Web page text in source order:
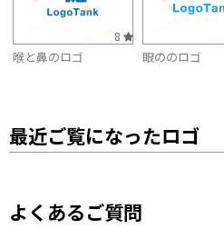
8
喉と鼻のロゴ 眼ののロゴ
最近ご覧になったロゴ
よくあるご質問